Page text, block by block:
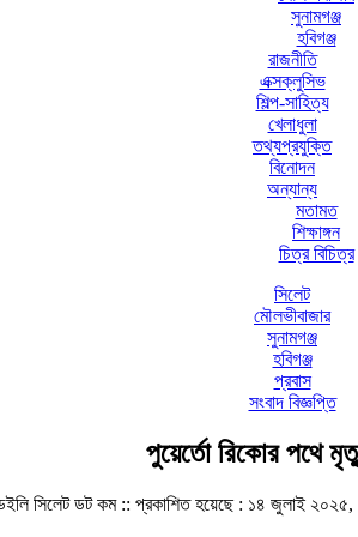
সুনামগঞ্জ
হবিগঞ্জ
রাজনীতি
এক্সক্লুসিভ
শিল্প-সাহিত্য
খেলাধুলা
তথ্যপ্রযুক্তি
বিনোদন
অন্যান্য
মতামত
শিক্ষাঙ্গন
চিত্র বিচিত্র
সিলেট
মৌলভীবাজার
সুনামগঞ্জ
হবিগঞ্জ
প্রবাস
সংবাদ বিজ্ঞপ্তি
পুয়ের্তো রিকোর পথে
সিলেট ডট কম ::প্রকাশিত হয়েছে : ১৪ জুলাই